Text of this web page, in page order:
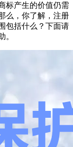
标产生的价值仍需
么，你了解，注册
包括什么？下面请
。